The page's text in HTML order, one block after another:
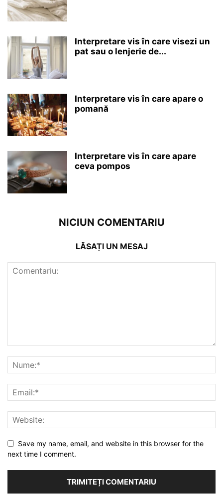
Interpretare vis în care visezi un
pat sau o lenjerie de...
Interpretare vis în care apare o
pomană
Interpretare vis în care apare
ceva pompos
NICIUN COMENTARIU
LĂSAȚI UN MESAJ
Save my name, email, and website in this browser for the
next time I comment.